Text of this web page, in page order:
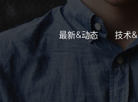
最新&动态 技术